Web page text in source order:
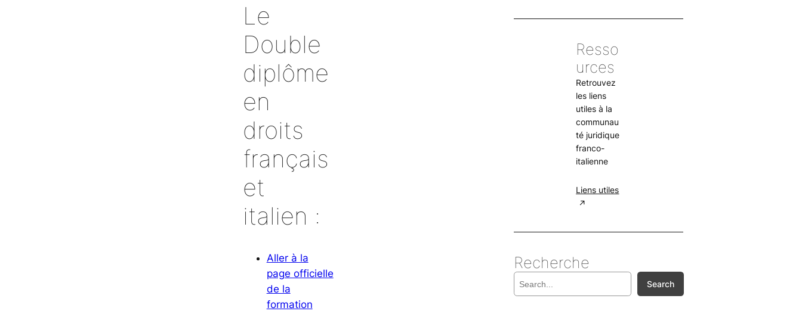
Le
Double
diplôme
en
droits
français
et
italien :
Aller à la
page officielle
de la
formation
Resso
urces
Retrouvez
les liens
utiles à la
communau
té juridique
franco-
italienne
Liens utiles
Recherche
S
Search